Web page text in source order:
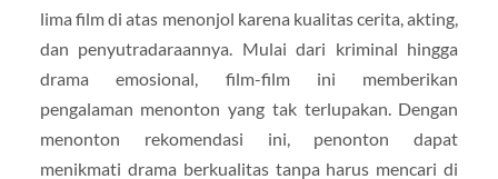
lima film di atas menonjol karena kualitas cerita, akting,
dan penyutradaraannya. Mulai dari kriminal hingga
drama emosional, film-film ini memberikan
pengalaman menonton yang tak terlupakan. Dengan
menonton rekomendasi ini, penonton dapat
menikmati drama berkualitas tanpa harus mencari di